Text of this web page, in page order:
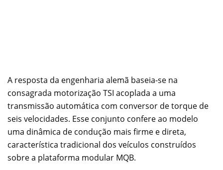
A resposta da engenharia alemã baseia-se na
consagrada motorização TSI acoplada a uma
transmissão automática com conversor de torque de
seis velocidades. Esse conjunto confere ao modelo
uma dinâmica de condução mais firme e direta,
característica tradicional dos veículos construídos
sobre a plataforma modular MQB.